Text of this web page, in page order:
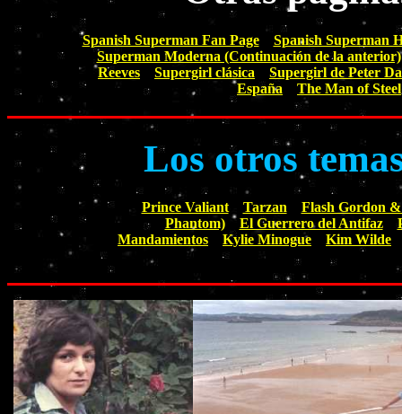
Spanish Superman Fan Page
Spanish Superman
Superman Moderna (Continuación de la anterior)
Reeves
Supergirl clásica
Supergirl de Peter
España
The Man of Steel
Los otros
Prince Valiant Tarzan
Flash Gordon
Phantom)
El Guerrero del Antifaz
Mandamientos
Kylie Minogue Kim Wilde